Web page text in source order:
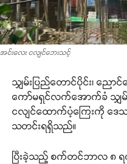
အင်းလေး ငလျင်ဘေးသင့်
သျှမ်းပြည်တောင်ပိုင်း၊ ညေ
ကော်မရှင်လက်အောက်ခံ သျှ
ငလျင်ထောက်ပံ့ကြေးကို ဒေသ
သတင်းရရှိသည်။
ပြီးခဲ့သည့် စက်တင်ဘာလ ၈